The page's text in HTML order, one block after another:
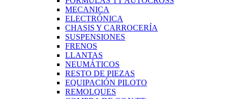
MECANICA
ELECTRÓNICA
CHASIS Y CARROCERÍA
SUSPENSIONES
FRENOS
LLANTAS
NEUMÁTICOS
RESTO DE PIEZAS
EQUIPACIÓN PILOTO
REMOLQUES